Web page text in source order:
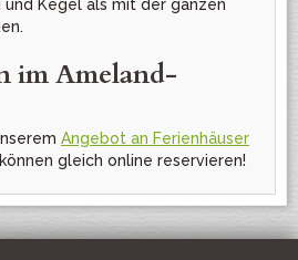
und Kegel als mit der ganzen
im Ameland-
Angebot an Ferienhäuser
gleich online reservieren!